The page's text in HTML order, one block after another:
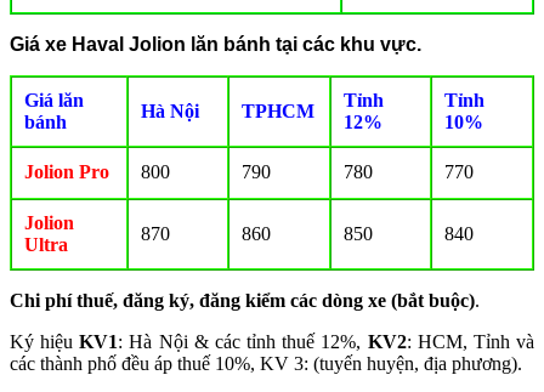
Giá xe Haval Jolion lăn bánh tại các khu vực.
Giá lăn
bánh
Hà Nội TPHCM
Tỉnh
12%
Tỉnh
10%
Jolion Pro 800 790 780 770
Jolion
Ultra
870 860 850 840
Chi phí thuế, đăng ký, đăng kiểm các dòng xe (bắt buộc).
Ký hiệuKV1: Hà Nội & các tỉnh thuế 12%, KV2: HCM, Tỉnh và
các thành phố đều áp thuế 10%, KV 3: (tuyến huyện, địa phương).